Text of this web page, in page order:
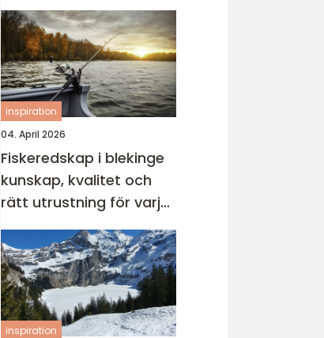
inspiration
04. April 2026
Fiskeredskap i blekinge
kunskap, kvalitet och
rätt utrustning för varje
vatten
inspiration